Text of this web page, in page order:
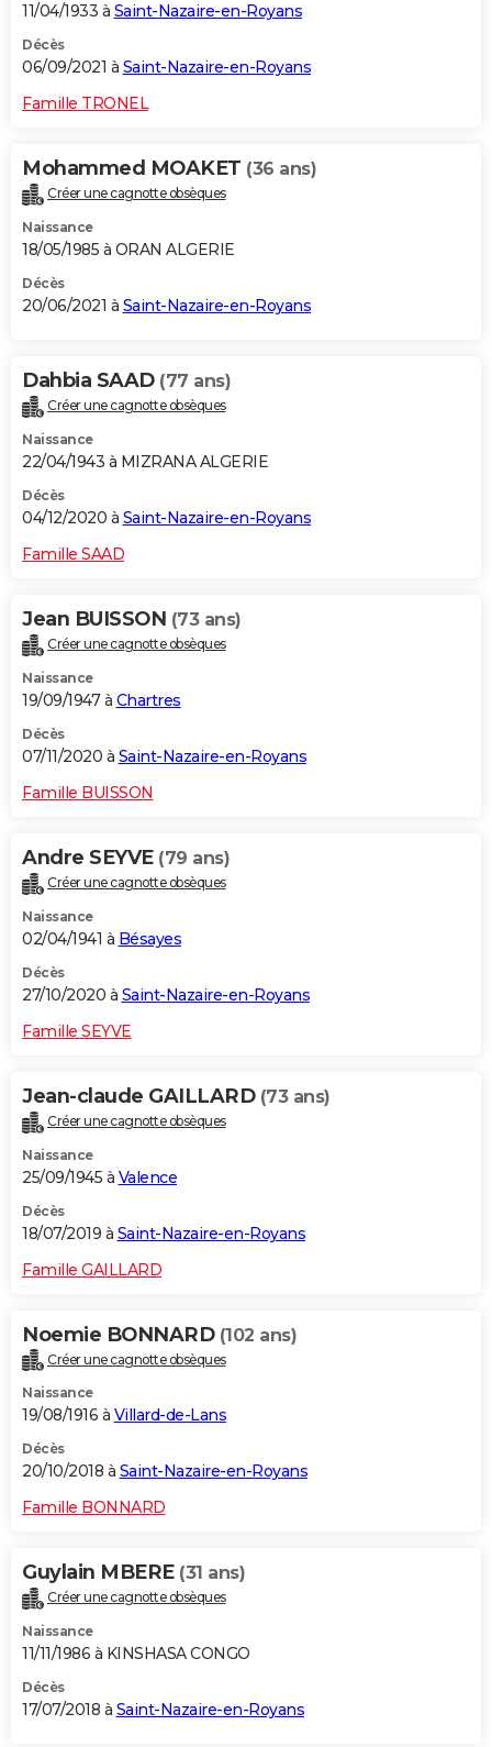
11/04/1933 à Saint-Nazaire-en-Royans
Décès
06/09/2021 à Saint-Nazaire-en-Royans
Famille TRONEL
Mohammed MOAKET (36 ans)
Créer une cagnotte obsèques
Naissance
18/05/1985 à ORAN ALGERIE
Décès
20/06/2021 à Saint-Nazaire-en-Royans
Dahbia SAAD (77 ans)
Créer une cagnotte obsèques
Naissance
22/04/1943 à MIZRANA ALGERIE
Décès
04/12/2020 à Saint-Nazaire-en-Royans
Famille SAAD
Jean BUISSON (73 ans)
Créer une cagnotte obsèques
Naissance
19/09/1947 à Chartres
Décès
07/11/2020 à Saint-Nazaire-en-Royans
Famille BUISSON
Andre SEYVE (79 ans)
Créer une cagnotte obsèques
Naissance
02/04/1941 à Bésayes
Décès
27/10/2020 à Saint-Nazaire-en-Royans
Famille SEYVE
Jean-claude GAILLARD (73 ans)
Créer une cagnotte obsèques
Naissance
25/09/1945 à Valence
Décès
18/07/2019 à Saint-Nazaire-en-Royans
Famille GAILLARD
Noemie BONNARD (102 ans)
Créer une cagnotte obsèques
Naissance
19/08/1916 à Villard-de-Lans
Décès
20/10/2018 à Saint-Nazaire-en-Royans
Famille BONNARD
Guylain MBERE (31 ans)
Créer une cagnotte obsèques
Naissance
11/11/1986 à KINSHASA CONGO
Décès
17/07/2018 à Saint-Nazaire-en-Royans